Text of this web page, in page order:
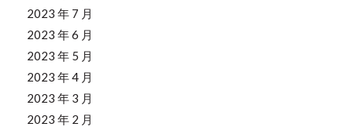
2023 年 7 月
2023 年 6 月
2023 年 5 月
2023 年 4 月
2023 年 3 月
2023 年 2 月